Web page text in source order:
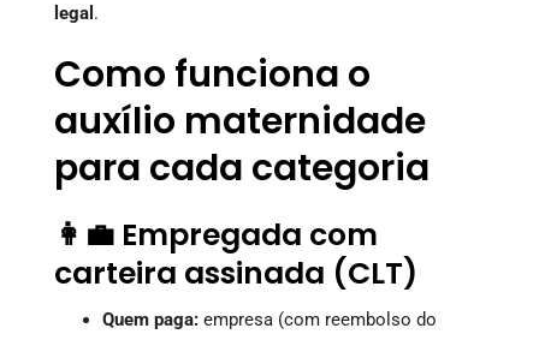
legal .
Como funciona o
auxílio maternidade
para cada categoria
👩‍💼 Empregada com
carteira assinada (CLT)
Quem paga: empresa (com reembolso do